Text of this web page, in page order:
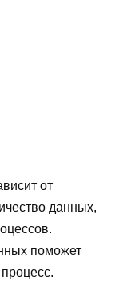
от
данных,
поможет